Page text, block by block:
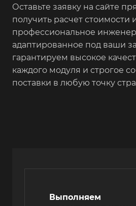
Оставьте заявку на сайте
получить расчет стоимости
профессиональное
адаптированное под ваши
гарантируем высокое
каждого модуля и строгое
поставки в любую точку
Выполняем